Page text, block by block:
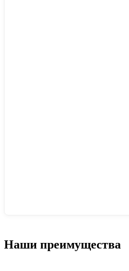
Наши преимущества